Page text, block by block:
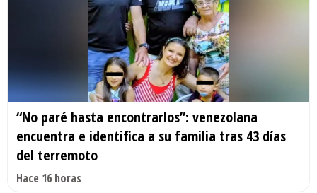
“No paré hasta encontrarlos”: venezolana
encuentra e identifica a su familia tras 43 días
del terremoto
Hace 16 horas